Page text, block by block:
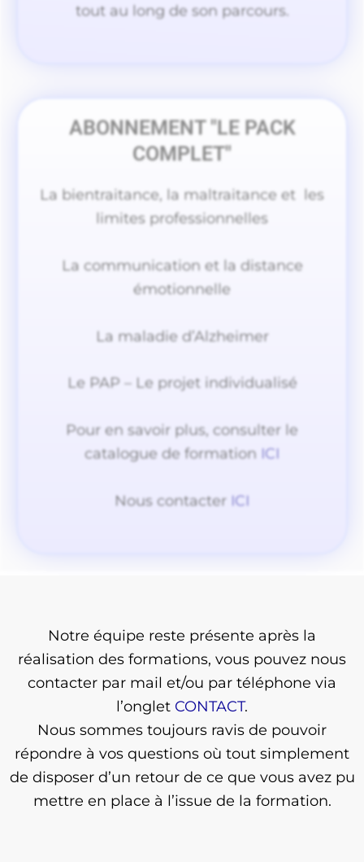
tout au long de son parcours.
ABONNEMENT "LE PACK
COMPLET"
La bientraitance, la maltraitance et les
limites professionnelles
La communication et la distance
émotionnelle
La maladie d’Alzheimer
Le PAP – Le projet individualisé
Pour en savoir plus, consulter le
catalogue de formation ICI
Nous contacter ICI
Notre équipe reste présente après la
réalisation des formations, vous pouvez nous
contacter par mail et/ou par téléphone via
l’onglet CONTACT.
Nous sommes toujours ravis de pouvoir
répondre à vos questions où tout simplement
de disposer d’un retour de ce que vous avez pu
mettre en place à l’issue de la formation.